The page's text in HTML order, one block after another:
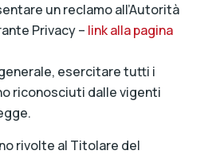
un reclamo all’Autorità
Privacy – link alla pagina
esercitare tutti i
riconosciuti dalle vigenti
rivolte al Titolare del